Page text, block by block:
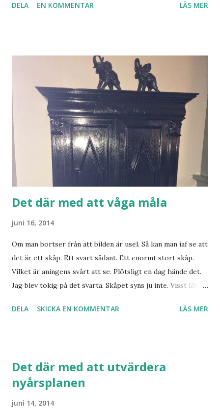
topplistan. Martina Haag. Om löpning. För det första är den
tokigt. Hur sjutton ska detta nu gå då?
DELA EN KOMMENTAR LÄS MER
Det där med att våga måla
juni 16, 2014
Om man bortser från att bilden är usel. Så kan man iaf se att
det är ett skåp. Ett svart sådant. Ett enormt stort skåp.
Vilket är aningens svårt att se. Plötsligt en dag hände det.
Jag blev tokig på det svarta. Skåpet syns ju inte. Visst låter
mörk del av rummet. alternativet hade så klart varit fler
skåp till. Tanken var och kanske är. Att rugga upp dem lite
så de ser slitna ut. Men jag har inte bestämt mig. De kanske
inte behöver något grundarbete. Som har en otrolig
DELA SKICKA EN KOMMENTAR LÄS MER
Det där med att utvärdera
nyårsplanen
juni 14, 2014